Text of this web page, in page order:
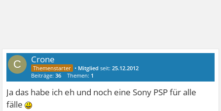
C Crone
• Mitglied seit:25.12.2012
Beiträge:36 Themen: 1
Ja das habe ich eh und noch eine Sony PSP für alle
fälle